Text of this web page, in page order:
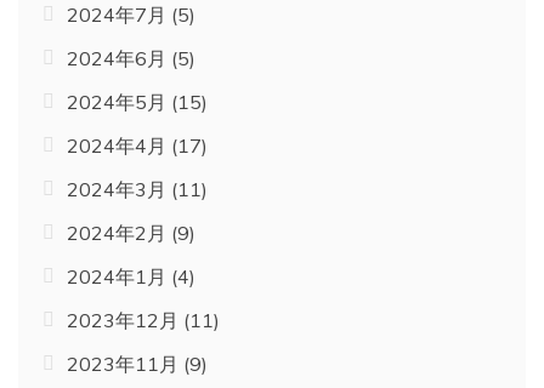
2024年7月 (5)
2024年6月 (5)
2024年5月 (15)
2024年4月 (17)
2024年3月 (11)
2024年2月 (9)
2024年1月 (4)
2023年12月 (11)
2023年11月 (9)